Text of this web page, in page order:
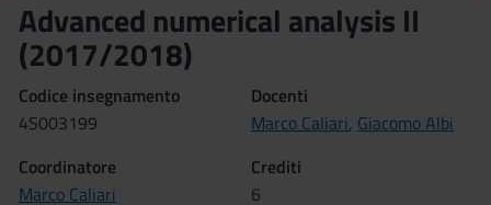
Advanced numerical analysis II
(2017/2018)
Codice insegnamento
4S003199
Docenti
Marco Caliari, Giacomo Albi
Coordinatore
Marco Caliari
Crediti
6